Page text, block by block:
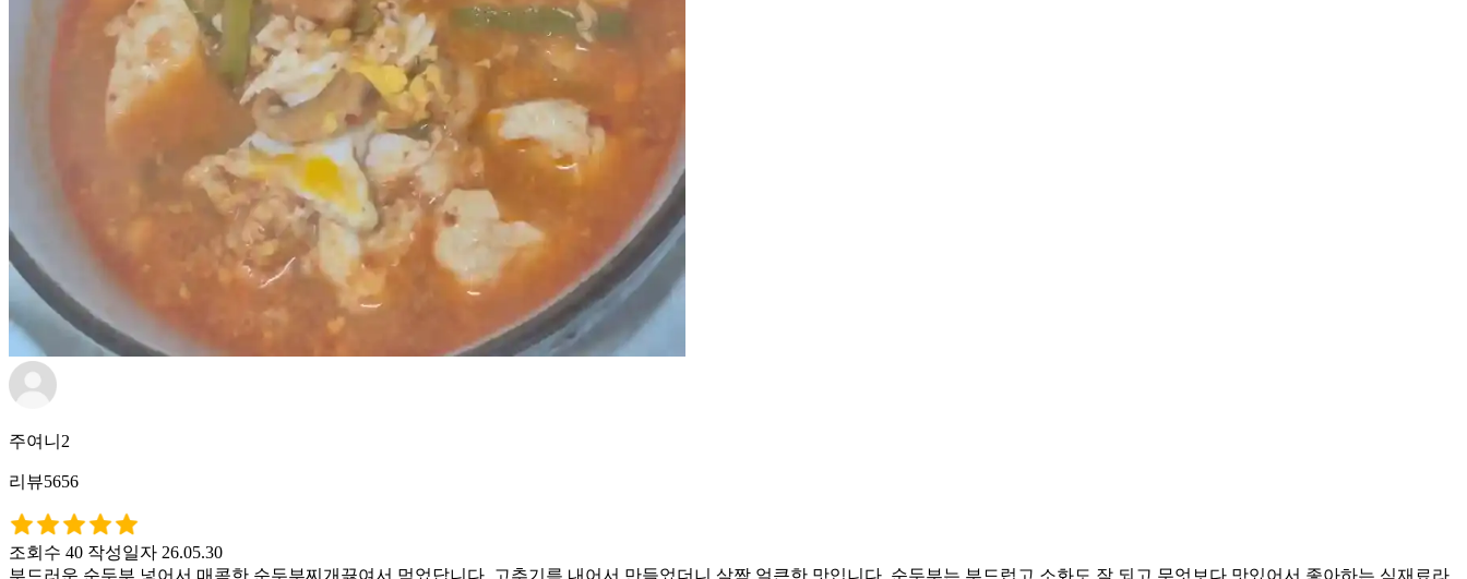
주여니2
리뷰5656
조회수 40 작성일자 26.05.30
부드러운 순두부 넣어서 매콤한 순두부찌개끓여서 먹었답니다. 고추기름 내어서 만들었더니 살짝 얼큰한 맛입니다. 순두부는 부드럽고 소화도 잘 되고 무엇보다 맛있어서 좋아하는 식재료라